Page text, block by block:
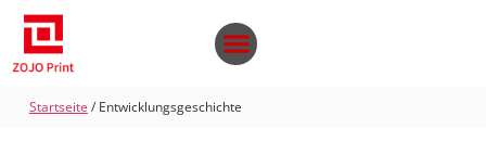
Startseite / Entwicklungsgeschichte